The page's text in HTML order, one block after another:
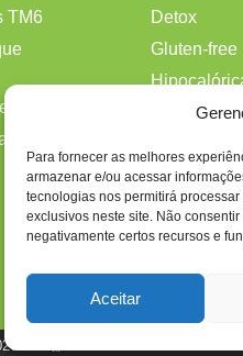
Para fornecer as melhores
armazenar e/ou acessar
tecnologias nos permitirá
exclusivos neste site. Não
negativamente certos recursos e
Aceitar
TM6
Proteica
TM7
Detox
Gluten‑free
Low Carb
Paleo
Paleolítica
Por